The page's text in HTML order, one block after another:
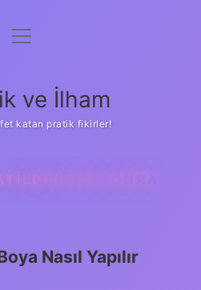
Anasayfa
Uyarı
menüyü
ve İlham
katan pratik fikirler!
SONRA
Nasıl Yapılır